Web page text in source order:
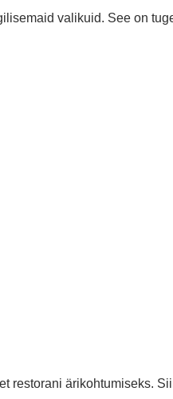
valikuid. See on
restorani ärikohtumiseks.